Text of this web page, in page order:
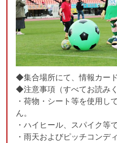
◆集合場所にて、情報カー
◆注意事項（すべてお読みく
・荷物・シート等を使用し
ん。
・ハイヒール、スパイク等
・雨天およびピッチコンデ